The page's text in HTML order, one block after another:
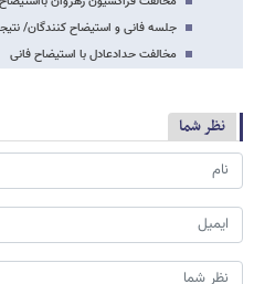
جلسه فانی و استیضاح کنندگان/
مخالفت حدادعادل با استیضاح فانی
نظر شما